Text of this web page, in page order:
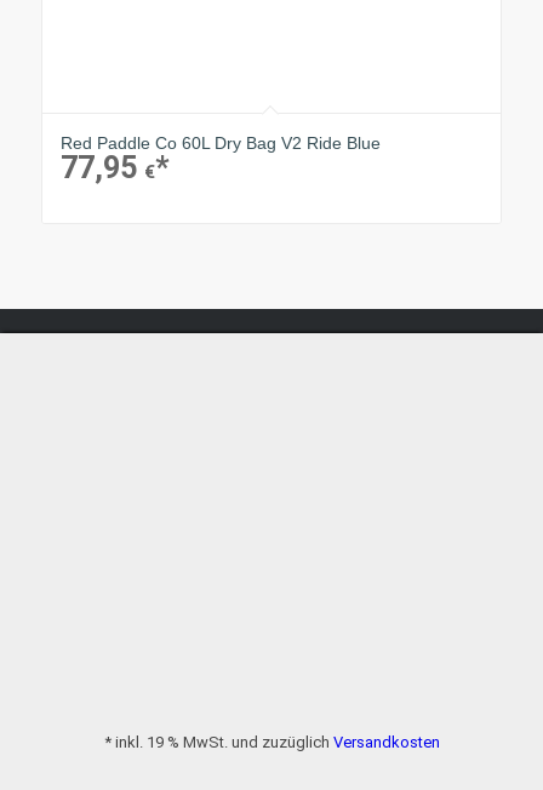
Red Paddle Co 60L Dry Bag V2 Ride Blue
77,95 €
* inkl. 19 % MwSt. und zuzüglich Versandkosten